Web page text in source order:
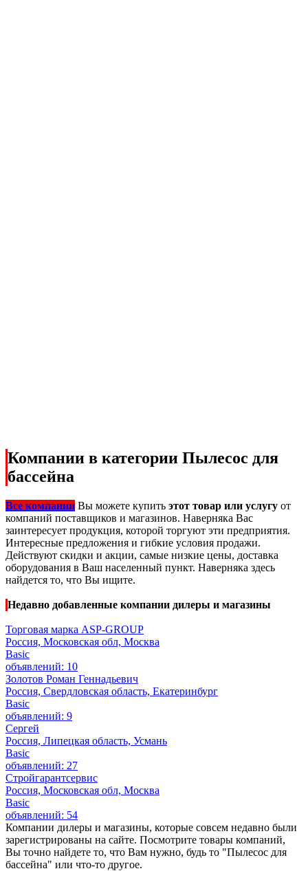
Компании в категории Пылесос для
бассейна
Все компании Вы можете купить этот товар или услугу от
компаний поставщиков и магазинов. Наверняка Вас
заинтересует продукция, которой торгуют эти предприятия.
Интересные предложения и гибкие условия продажи.
Действуют скидки и акции, самые низкие цены, доставка
оборудования в Ваш населенный пункт. Наверняка здесь
найдется то, что Вы ищите.
Недавно добавленные компании дилеры и магазины
Торговая марка ASP-GROUP
Россия, Московская обл, Москва
Basic
объявлений: 10
Золотов Роман Геннадьевич
Россия, Свердловская область, Екатеринбург
Basic
объявлений: 9
Сергей
Россия, Липецкая область, Усмань
Basic
объявлений: 27
Стройгарантсервис
Россия, Московская обл, Москва
Basic
объявлений: 54
Компании дилеры и магазины, которые совсем недавно были
зарегистрированы на сайте. Посмотрите товары компаний,
Вы точно найдете то, что Вам нужно, будь то "Пылесос для
бассейна" или что-то другое.